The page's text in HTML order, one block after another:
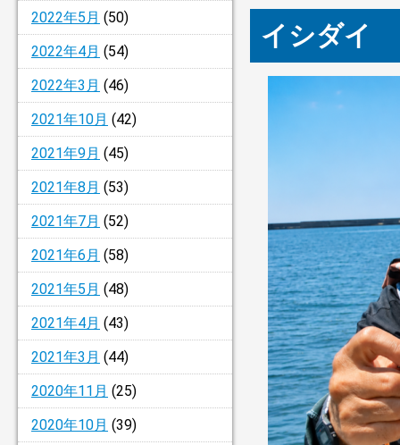
2022年5月 (50)
2022年4月 (54)
2022年3月 (46)
2021年10月 (42)
2021年9月 (45)
2021年8月 (53)
2021年7月 (52)
2021年6月 (58)
2021年5月 (48)
2021年4月 (43)
2021年3月 (44)
2020年11月 (25)
2020年10月 (39)
イシダイ